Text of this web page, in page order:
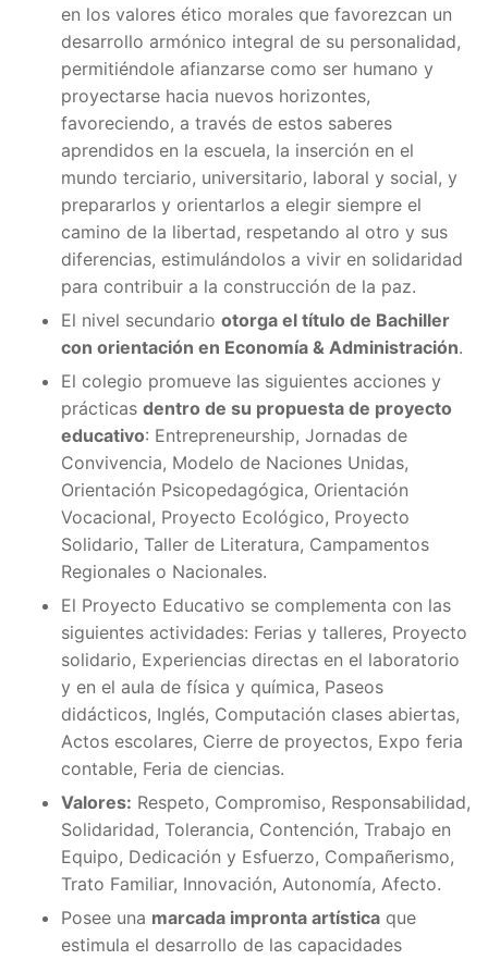
en los valores ético morales que favorezcan un
desarrollo armónico integral de su personalidad,
permitiéndole afianzarse como ser humano y
proyectarse hacia nuevos horizontes,
favoreciendo, a través de estos saberes
aprendidos en la escuela, la inserción en el
mundo terciario, universitario, laboral y social, y
prepararlos y orientarlos a elegir siempre el
camino de la libertad, respetando al otro y sus
diferencias, estimulándolos a vivir en solidaridad
para contribuir a la construcción de la paz.
El nivel secundario otorga el título de Bachiller
con orientación en Economía & Administración.
El colegio promueve las siguientes acciones y
prácticas dentro de su propuesta de proyecto
educativo: Entrepreneurship, Jornadas de
Convivencia, Modelo de Naciones Unidas,
Orientación Psicopedagógica, Orientación
Vocacional, Proyecto Ecológico, Proyecto
Solidario, Taller de Literatura, Campamentos
Regionales o Nacionales.
El Proyecto Educativo se complementa con las
siguientes actividades: Ferias y talleres, Proyecto
solidario, Experiencias directas en el laboratorio
y en el aula de física y química, Paseos
didácticos, Inglés, Computación clases abiertas,
Actos escolares, Cierre de proyectos, Expo feria
contable, Feria de ciencias.
Valores: Respeto, Compromiso, Responsabilidad,
Solidaridad, Tolerancia, Contención, Trabajo en
Equipo, Dedicación y Esfuerzo, Compañerismo,
Trato Familiar, Innovación, Autonomía, Afecto.
Posee una marcada impronta artística que
estimula el desarrollo de las capacidades